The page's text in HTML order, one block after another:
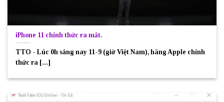
iPhone 11 chính thức ra mắt.
TTO - Lúc 0h sáng nay 11-9 (giờ Việt Nam), hãng Apple chính
thức ra [...]